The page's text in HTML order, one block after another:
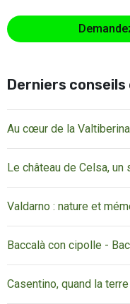
Derniers conseils
Au cœur de la
Le château de Celsa,
Valdarno : nature et
Baccalà con cipolle -
Casentino, quand la